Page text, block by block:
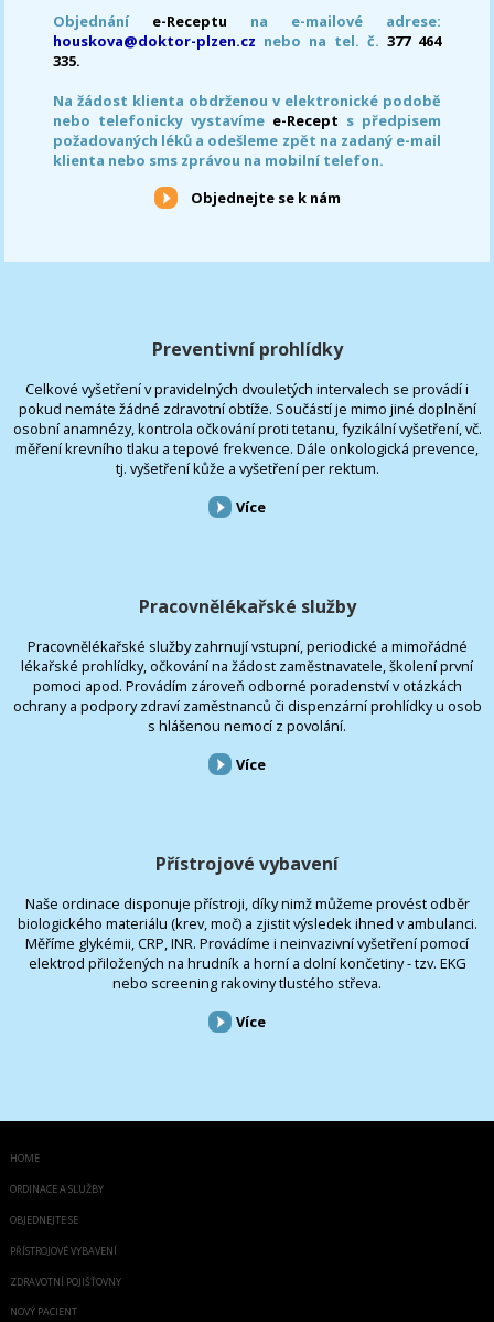
Objednání e-Receptu na e-mailové adrese:
houskova@doktor-plzen.cz nebo na tel. č. 377 464
335.
Na žádost klienta obdrženou v elektronické podobě
nebo telefonicky vystavíme e-Recept s předpisem
požadovaných léků a odešleme zpět na zadaný e-mail
klienta nebo sms zprávou na mobilní telefon.
Objednejte se k nám
Preventivní prohlídky
Celkové vyšetření v pravidelných dvouletých intervalech se provádí i
pokud nemáte žádné zdravotní obtíže. Součástí je mimo jiné doplnění
osobní anamnézy, kontrola očkování proti tetanu, fyzikální vyšetření, vč.
měření krevního tlaku a tepové frekvence. Dále onkologická prevence,
tj. vyšetření kůže a vyšetření per rektum.
Více
Pracovnělékařské služby
Pracovnělékařské služby zahrnují vstupní, periodické a mimořádné
lékařské prohlídky, očkování na žádost zaměstnavatele, školení první
pomoci apod. Provádím zároveň odborné poradenství v otázkách
ochrany a podpory zdraví zaměstnanců či dispenzární prohlídky u osob
s hlášenou nemocí z povolání.
Více
Přístrojové vybavení
Naše ordinace disponuje přístroji, díky nimž můžeme provést odběr
biologického materiálu (krev, moč) a zjistit výsledek ihned v ambulanci.
Měříme glykémii, CRP, INR. Provádíme i neinvazivní vyšetření pomocí
elektrod přiložených na hrudník a horní a dolní končetiny - tzv. EKG
nebo screening rakoviny tlustého střeva.
Více
HOME
ORDINACE A SLUŽBY
OBJEDNEJTE SE
PŘÍSTROJOVÉ VYBAVENÍ
ZDRAVOTNÍ POJIŠŤOVNY
NOVÝ PACIENT